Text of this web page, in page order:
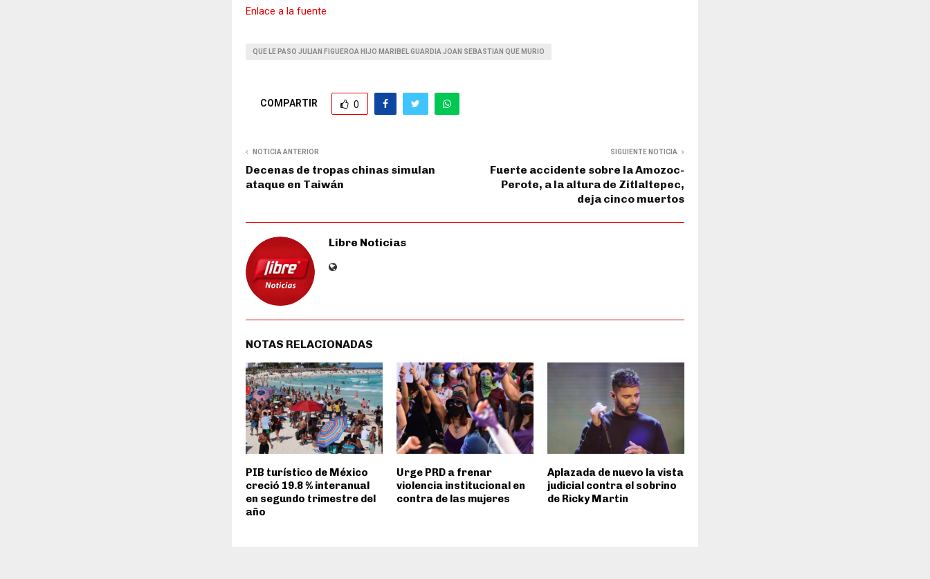
Enlace a la fuente
QUE LE PASO JULIAN FIGUEROA HIJO MARIBEL GUARDIA JOAN SEBASTIAN QUE MURIO
COMPARTIR 0
NOTICIA ANTERIOR
Decenas de tropas chinas simulan
ataque en Taiwán
SIGUIENTE NOTICIA
Fuerte accidente sobre la Amozoc-
Perote, a la altura de Zitlaltepec,
deja cinco muertos
Libre Noticias
NOTAS RELACIONADAS
PIB turístico de México
creció 19.8 % interanual
en segundo trimestre del
año
Urge PRD a frenar
violencia institucional en
contra de las mujeres
Aplazada de nuevo la vista
judicial contra el sobrino
de Ricky Martin